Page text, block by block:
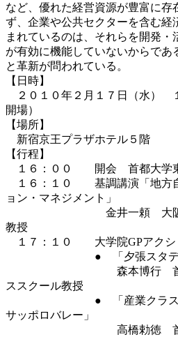
など、優れた経営資源が豊富に存
ず、企業や公共セクターを含む経
まれているのは、それらを開発
が有効に機能していないからであ
と革新が問われている。
【日時】
２０１０年２月１７日（水）
開場）
【場所】
新宿京王プラザホテル５階
【行程】
１６：００ 開会 首都大学
１６：１０ 基調講演「地方自
ョン・マネジメント」
金井一頼 大阪大学大
教授
１７：１０ 大学院GPアクシ
● 「夕張スタディ
森本博行 首都大学
ススクール教授
● 「産業クラスター政
サッポロバレー」
高橋勅徳 首都大学